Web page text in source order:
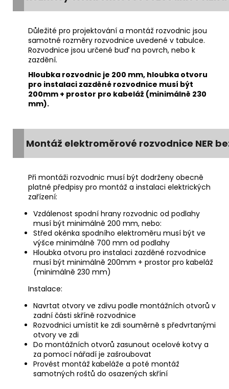
Důležité pro projektování a montáž rozvodnic jsou
samotné rozměry rozvodnice uvedené v tabulce.
Rozvodnice jsou určené buď na povrch, nebo k
zazdění.
Hloubka rozvodnic je 200 mm, hloubka otvoru
pro instalaci zazděné rozvodnice musí být
200mm + prostor pro kabeláž (minimálně 230
mm).
Montáž elektroměrové rozvodnice NER
Při montáži rozvodnic musí být dodrženy obecně
platné předpisy pro montáž a instalaci elektrických
zařízení:
Vzdálenost spodní hrany rozvodnic od podlahy
musí být minimálně 200 mm, nebo:
Střed okénka spodního elektroměru musí být ve
výšce minimálně 700 mm od podlahy
Hloubka otvoru pro instalaci zazděné rozvodnice
musí být minimálně 200mm + prostor pro kabeláž
(minimálně 230 mm)
Instalace:
Navrtat otvory ve zdivu podle montážních otvorů v
zadní části skříně rozvodnice
Rozvodnici umístit ke zdi souměrně s předvrtanými
otvory ve zdi
Do montážních otvorů zasunout ocelové kotvy a
za pomocí nářadí je zašroubovat
Provést montáž kabeláže a poté montáž
samotných roštů do osazených skříní